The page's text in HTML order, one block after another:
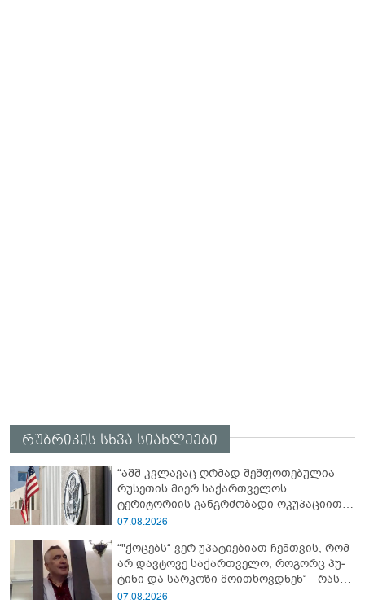
რუბრიკის სხვა სიახლეები
“აშშ კვლავაც ღრმად შეშფოთებულია
რუსეთის მიერ საქართველოს
ტერიტორიის განგრძობადი ოკუპაციით
და გმობს ოკუპაციის პირობებში
და სხვა სახის ძალადობას“ - აშშ-ს
საელჩო
07.08.2026
“"ქო­ცებს“ ვერ უპა­ტი­ე­ბი­ათ ჩემ­თვის, რომ
არ დავ­ტო­ვე სა­ქარ­თვე­ლო, რო­გორც პუ­
ტი­ნი და სარ­კო­ზი მო­ი­თხოვ­დნენ“ - რას
წერს მიხეილ სააკაშვილი
07.08.2026